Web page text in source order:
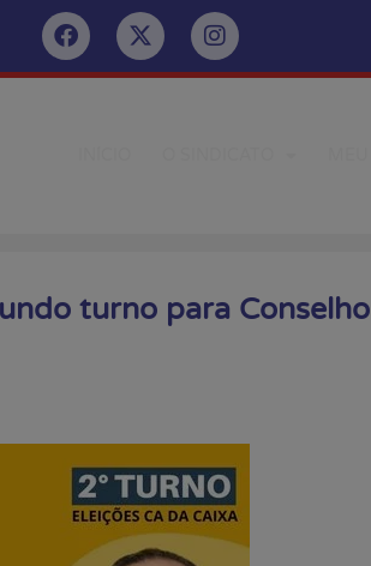
turno para Conselho